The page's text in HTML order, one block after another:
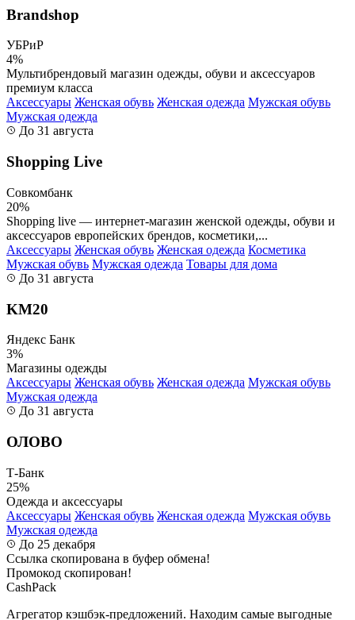
Brandshop
УБРиР
4%
Мультибрендовый магазин одежды, обуви и аксессуаров
премиум класса
Аксессуары Женская обувь Женская одежда Мужская обувь
Мужская одежда
До 31 августа
Shopping Live
Совкомбанк
20%
Shopping live — интернет-магазин женской одежды, обуви и
аксессуаров европейских брендов, косметики,...
Аксессуары Женская обувь Женская одежда Косметика
Мужская обувь Мужская одежда Товары для дома
До 31 августа
KM20
Яндекс Банк
3%
Магазины одежды
Аксессуары Женская обувь Женская одежда Мужская обувь
Мужская одежда
До 31 августа
ОЛОВО
Т-Банк
25%
Одежда и аксессуары
Аксессуары Женская обувь Женская одежда Мужская обувь
Мужская одежда
До 25 декабря
Ссылка скопирована в буфер обмена!
Промокод скопирован!
CashPack
Агрегатор кэшбэк-предложений. Находим самые выгодные